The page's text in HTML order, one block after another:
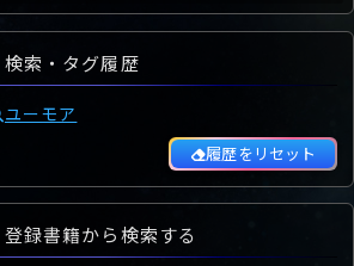
検索・タグ履歴
ユーモア
履歴をリセット
登録書籍から検索する